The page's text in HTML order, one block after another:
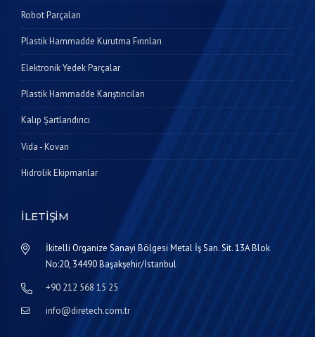
Robot Parçaları
Plastik Hammadde Kurutma Fırınları
Elektronik Yedek Parçalar
Plastik Hammadde Karıştırıcıları
Kalıp Şartlandırıcı
Vida - Kovan
Hidrolik Ekipmanlar
İLETIŞIM
İkitelli Organize Sanayi Bölgesi Metal İş San. Sit. 13A Blok
No:20, 34490 Başakşehir/İstanbul
+90 212 568 15 25
info@diretech.com.tr